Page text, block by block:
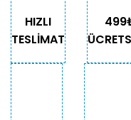
HIZLI
TESLİMAT